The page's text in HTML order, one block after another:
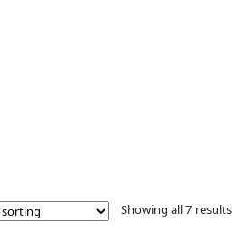
Showing all 7 results